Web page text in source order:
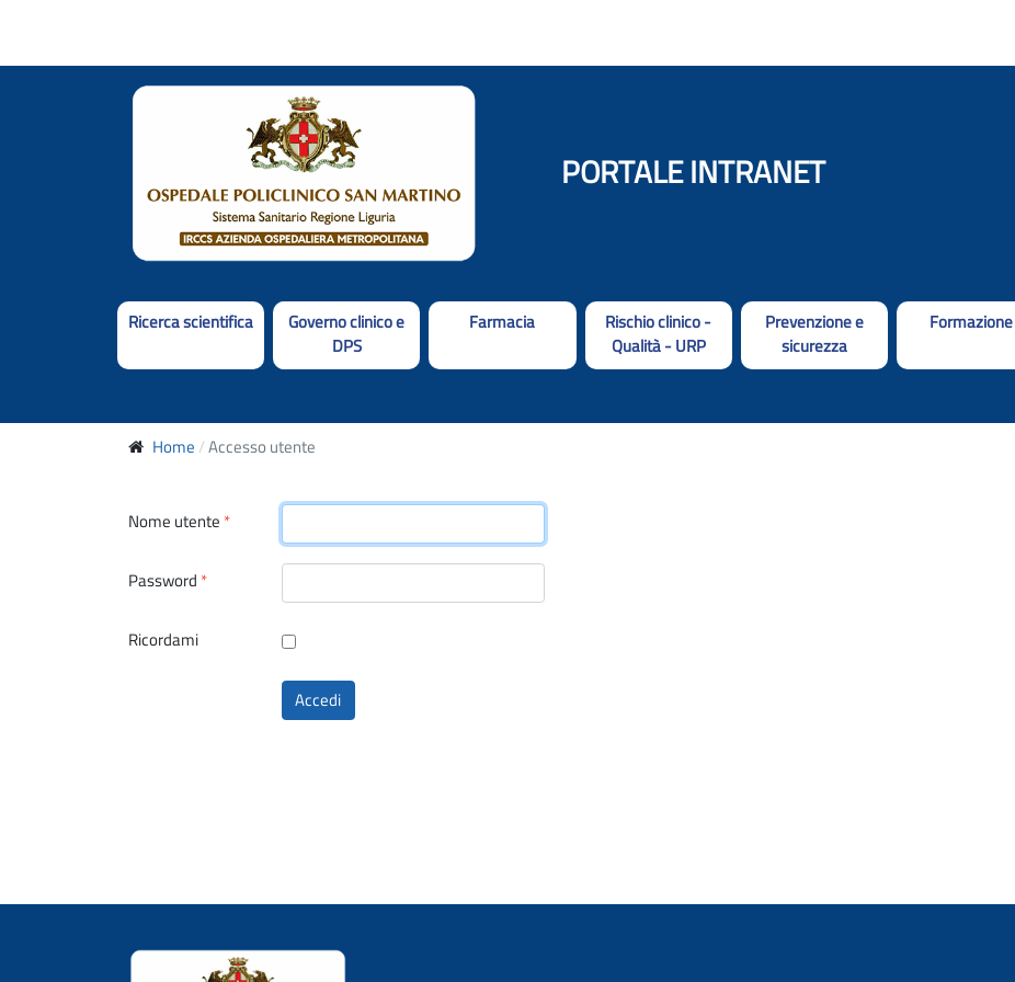
PORTALE INTRANET
Ricerca scientifica
Governo clinico e
DPS
Farmacia
Rischio clinico -
Qualità - URP
Prevenzione e
sicurezza
Formazione
Home Accesso utente
Nome utente *
Password *
Ricordami
Accedi